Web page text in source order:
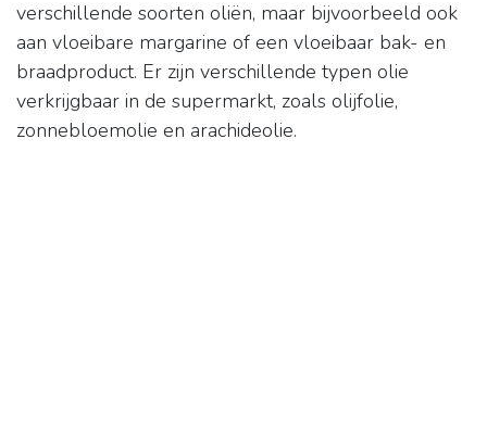
verschillende soorten oliën, maar bijvoorbeeld ook
aan vloeibare margarine of een vloeibaar bak- en
braadproduct. Er zijn verschillende typen olie
verkrijgbaar in de supermarkt, zoals olijfolie,
zonnebloemolie en arachideolie.